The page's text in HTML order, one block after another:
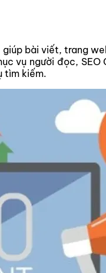
bài viết, trang
vụ người đọc,
tìm kiếm.